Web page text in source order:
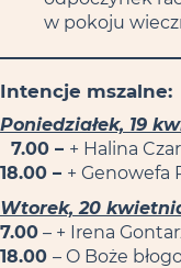
w pokoju
Intencje mszalne:
Poniedziałek, 19
7.00 – + Halina
18.00 – + Genowefa
Wtorek, 20
7.00 – + Irena
18.00 – O Boże